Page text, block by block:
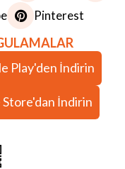
Pinterest
Play'den İndirin
İndirin